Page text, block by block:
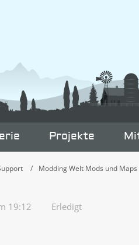
Projekte
Modding Welt Mods und
19:12 Erledigt